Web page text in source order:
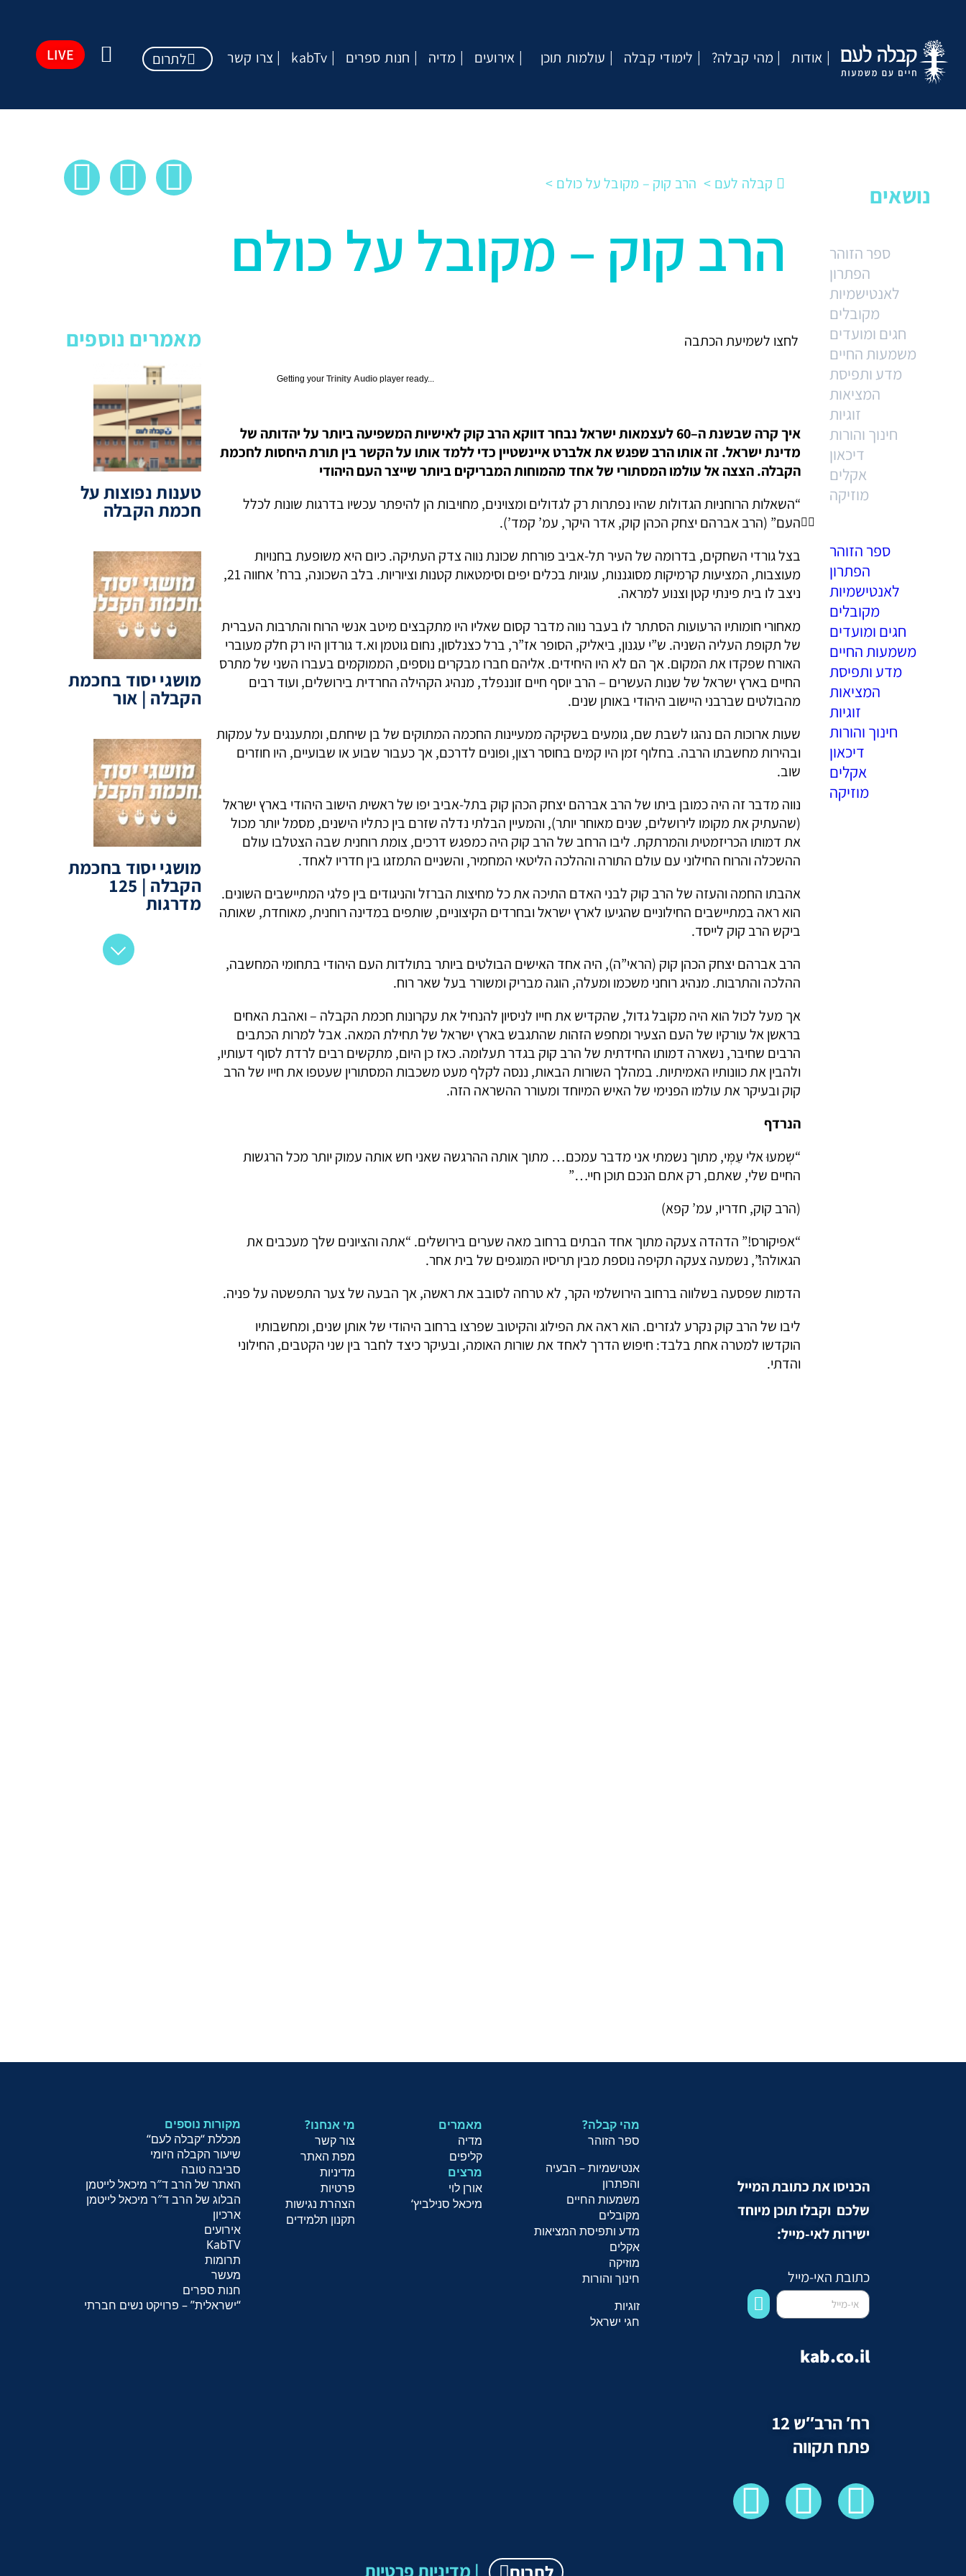
LIVE לתרום צרו קשר kabTv חנות ספרים מדיה אירועים עולמות תוכן לימודי קבלה ?מהי קבלה אודות
מאמרים נוספים
טענות נפוצות על
חכמת הקבלה
מושגי יסוד בחכמת
הקבלה | אור
מושגי יסוד בחכמת
הקבלה | 125
מדרגות
הרב קוק – מקובל על כולם
הרב קוק – מקובל על כולם
לחצו לשמיעת הכתבה
Getting your Trinity Audio player ready...
איך קרה שבשנת ה–60 לעצמאות ישראל נבחר דווקא הרב קוק לאישיות המשפיעה ביותר על יהדותה של
מדינת ישראל. זה אותו הרב שפגש את אלברט איינשטיין כדי ללמד אותו על הקשר בין תורת היחסות לחכמת
הקבלה. הצצה אל עולמו המסתורי של אחד מהמוחות המבריקים ביותר שייצר העם היהודי
“השאלות הרוחניות הגדולות שהיו נפתרות רק לגדולים ומצוינים, מחויבות הן להיפתר עכשיו בדרגות שונות לכלל
העם” (הרב אברהם יצחק הכהן קוק, אדר היקר, עמ’ קמד’).
בצל גורדי השחקים, בדרומה של העיר תל-אביב פורחת שכונת נווה צדק העתיקה. כיום היא משופעת בחנויות
מעוצבות, המציעות קרמיקות מסוגננות, עוגיות בכלים יפים וסימטאות קטנות וציוריות. בלב השכונה, ברח’ אחווה 21,
ניצב לו בית פינתי קטן וצנוע למראה.
מאחורי חומותיו הרעועות הסתתר לו בעבר נווה מדבר קסום שאליו היו מתקבצים מיטב אנשי הרוח והתרבות העברית
של תקופת העליה השניה. ש”י עגנון, ביאליק, הסופר אז”ר, ברל כצנלסון, נחום גוטמן וא.ד גורדון היו רק חלק מעוברי
האורח שפקדו את המקום. אך הם לא היו היחידים. אליהם חברו מבקרים נוספים, הממוקמים בעברו השני של מתרס
החיים בארץ ישראל של שנות העשרים – הרב יוסף חיים זוננפלד, מנהיג הקהילה החרדית בירושלים, ועוד רבים
מהבולטים שברבני היישוב היהודי באותן שנים.
שעות ארוכות הם נהגו לשבת שם, גומעים בשקיקה ממעיינות החכמה המתוקים של בן שיחתם, ומתענגים על עמקות
ובהירות מחשבתו הרבה. בחלוף זמן היו קמים בחוסר רצון, ופונים לדרכם, אך כעבור שבוע או שבועיים, היו חוזרים
שוב.
נווה מדבר זה היה כמובן ביתו של הרב אברהם יצחק הכהן קוק בתל-אביב יפו של ראשית הישוב היהודי בארץ ישראל
(שהעתיק את מקומו לירושלים, שנים מאוחר יותר), והמעיין הבלתי נדלה שזרם בין כתליו הישנים, מסמל יותר מכול
את דמותו הכריזמטית והמרתקת. ליבו הרחב של הרב קוק היה כמפגש דרכים, צומת רוחנית שבה הצטלבו עולם
ההשכלה והרוח החילוני עם עולם התורה וההלכה הליטאי המחמיר, והשניים התמזגו בין חדריו לאחד.
אהבתו החמה והעזה של הרב קוק לבני האדם התיכה את כל מחיצות הברזל והניגודים בין פלגי המתיישבים השונים.
הוא ראה במתיישבים החילוניים שהגיעו לארץ ישראל ובחרדים הקיצוניים, שותפים במדינה רוחנית, מאוחדת, שאותה
ביקש הרב קוק לייסד.
הרב אברהם יצחק הכהן קוק (הראי”ה), היה אחד האישים הבולטים ביותר בתולדות העם היהודי בתחומי המחשבה,
ההלכה והתרבות. מנהיג רוחני משכמו ומעלה, הוגה מבריק ומשורר בעל שאר רוח.
אך מעל לכול הוא היה מקובל גדול, שהקדיש את חייו לניסיון להנחיל את עקרונות חכמת הקבלה – ואהבת האחים
בראשן אל עורקיו של העם הצעיר ומחפש הזהות שהתגבש בארץ ישראל של תחילת המאה. אבל למרות הכתבים
הרבים שחיבר, נשארה דמותו החידתית של הרב קוק בגדר תעלומה. כאז כן היום, מתקשים רבים לרדת לסוף דעותיו,
ולהבין את כוונותיו האמיתיות. במהלך השורות הבאות, ננסה לקלף מעט משכבות המסתורין שעטפו את חייו של הרב
קוק ובעיקר את עולמו הפנימי של האיש המיוחד ומעורר ההשראה הזה.
הנרדף
“שְמעוּ אלי עַמְּי, מתוך נשמתי אני מדבר עמכם… מתוך אותה ההרגשה שאני חש אותה עמוק יותר מכל הרגשות
החיים שלי, שאתם, רק אתם הנכם תוכן חיי…”
(הרב קוק, חדריו, עמ’ קפא)
“אפיקורס!” הדהדה צעקה מתוך אחד הבתים ברחוב מאה שערים בירושלים. “אתה והציונים שלך מעכבים את
הגאולה!”, נשמעה צעקה תקיפה נוספת מבין תריסיו המוגפים של בית אחר.
הדמות שפסעה בשלווה ברחוב הירושלמי הקר, לא טרחה לסובב את ראשה, אך הבעה של צער התפשטה על פניה.
ליבו של הרב קוק נקרע לגזרים. הוא ראה את הפילוג והקיטוב שפרצו ברחוב היהודי של אותן שנים, ומחשבותיו
הוקדשו למטרה אחת בלבד: חיפוש הדרך לאחד את שורות האומה, ובעיקר כיצד לחבר בין שני הקטבים, החילוני
והדתי.
נושאים
ספר הזוהר
הפתרון
לאנטישמיות
מקובלים
חגים ומועדים
משמעות החיים
מדע ותפיסת
המציאות
זוגיות
חינוך והורות
דיכאון
אקלים
מוזיקה
ספר הזוהר
הפתרון
לאנטישמיות
מקובלים
חגים ומועדים
משמעות החיים
מדע ותפיסת
המציאות
זוגיות
חינוך והורות
דיכאון
אקלים
מוזיקה
מקורות נוספים
“מכללת “קבלה לעם
שיעור הקבלה היומי
סביבה טובה
האתר של הרב ד″ר מיכאל לייטמן
הבלוג של הרב ד″ר מיכאל לייטמן
ארכיון
אירועים
KabTV
תרומות
מעשר
חנות ספרים
“ישראלית” – פרויקט נשים חברתי
?מי אנחנו
צור קשר
מפת האתר
מדיניות
פרטיות
הצהרת נגישות
תקנון תלמידים
מאמרים
מדיה
קליפים
מרצים
אורן לוי
מיכאל סנילביץ‘
מהי קבלה?
ספר הזוהר
אנטישמיות – הבעיה
והפתרון
משמעות החיים
מקובלים
מדע ותפיסת המציאות
אקלים
מוזיקה
חינוך והורות
זוגיות
חגי ישראל
הכניסו את כתובת המייל
שלכם וקבלו תוכן מיוחד
ישירות לאי-מייל:
כתובת האי-מייל
kab.co.il
רח′ הרב″ש 12
פתח תקווה
מדיניות פרטיות |